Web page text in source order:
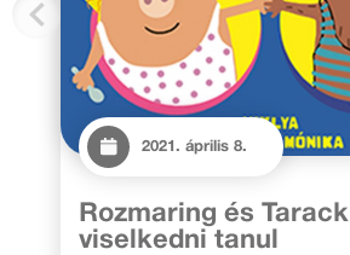
2021. április 8.
Rozmaring és Tarack
viselkedni tanul